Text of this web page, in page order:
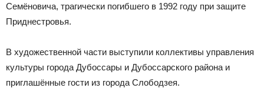
Семёновича, трагически погибшего в 1992 году при защите
Приднестровья.
В художественной части выступили коллективы управления
культуры города Дубоссары и Дубоссарского района и
приглашённые гости из города Слободзея.